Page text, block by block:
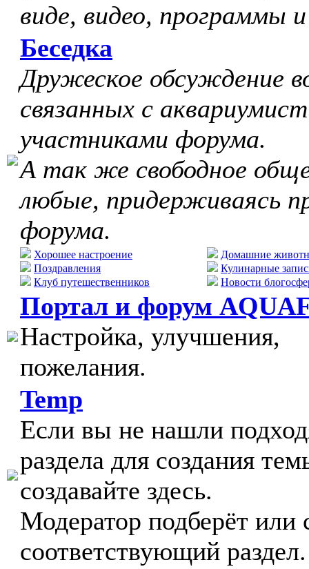
виде, видео, программы
Беседка
Дружеское обсуждение
связанных с
участниками форума.
А так же свободное
любые, придерживаясь
форума.
Хорошее настроение
Поздравления
Клуб путешественников
Домашние
Кулинарные
Новости
Портал и форум
Настройка, улучшения,
пожелания.
Temp
Если вы не нашли
раздела для создания
создавайте здесь.
Модератор подберёт или
соответствующий раздел.